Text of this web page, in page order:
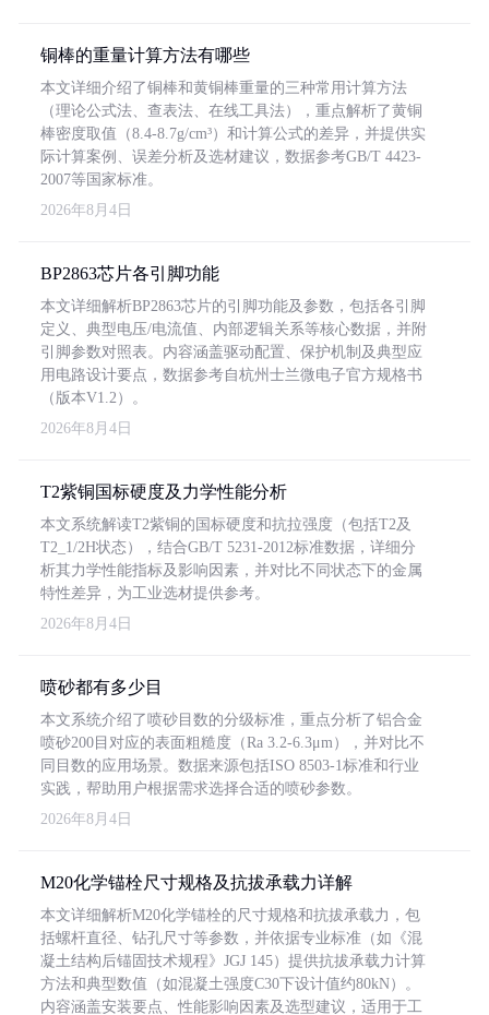
铜棒的重量计算方法有哪些
本文详细介绍了铜棒和黄铜棒重量的三种常用计算方法
（理论公式法、查表法、在线工具法），重点解析了黄铜
棒密度取值（8.4-8.7g/cm³）和计算公式的差异，并提供实
际计算案例、误差分析及选材建议，数据参考GB/T 4423-
2007等国家标准。
2026年8月4日
BP2863芯片各引脚功能
本文详细解析BP2863芯片的引脚功能及参数，包括各引脚
定义、典型电压/电流值、内部逻辑关系等核心数据，并附
引脚参数对照表。内容涵盖驱动配置、保护机制及典型应
用电路设计要点，数据参考自杭州士兰微电子官方规格书
（版本V1.2）。
2026年8月4日
T2紫铜国标硬度及力学性能分析
本文系统解读T2紫铜的国标硬度和抗拉强度（包括T2及
T2_1/2H状态），结合GB/T 5231-2012标准数据，详细分
析其力学性能指标及影响因素，并对比不同状态下的金属
特性差异，为工业选材提供参考。
2026年8月4日
喷砂都有多少目
本文系统介绍了喷砂目数的分级标准，重点分析了铝合金
喷砂200目对应的表面粗糙度（Ra 3.2-6.3μm），并对比不
同目数的应用场景。数据来源包括ISO 8503-1标准和行业
实践，帮助用户根据需求选择合适的喷砂参数。
2026年8月4日
M20化学锚栓尺寸规格及抗拔承载力详解
本文详细解析M20化学锚栓的尺寸规格和抗拔承载力，包
括螺杆直径、钻孔尺寸等参数，并依据专业标准（如《混
凝土结构后锚固技术规程》JGJ 145）提供抗拔承载力计算
方法和典型数值（如混凝土强度C30下设计值约80kN）。
内容涵盖安装要点、性能影响因素及选型建议，适用于工